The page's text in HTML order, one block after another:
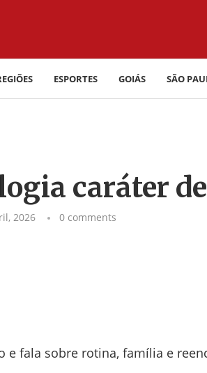
ESPORTES GOIÁS SÃO
caráter
2026 0 comments
e fala sobre rotina, família e